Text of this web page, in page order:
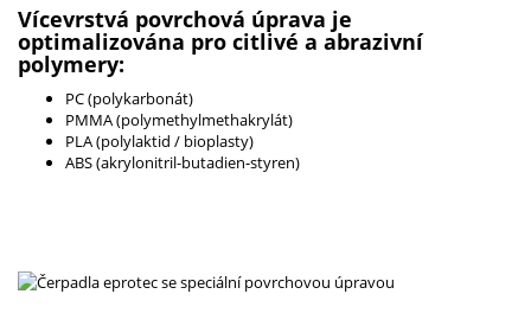
Vícevrstvá povrchová úprava je
optimalizována pro citlivé a abrazivní
polymery:
PC (polykarbonát)
PMMA (polymethylmethakrylát)
PLA (polylaktid / bioplasty)
ABS (akrylonitril-butadien-styren)